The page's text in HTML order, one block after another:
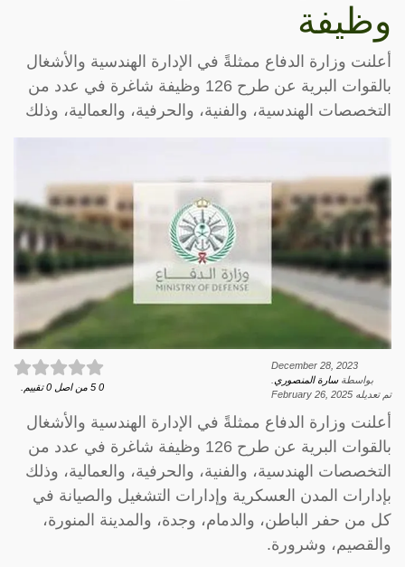
وظيفة
أعلنت وزارة الدفاع ممثلةً في الإدارة الهندسية والأشغال
بالقوات البرية عن طرح 126 وظيفة شاغرة في عدد من
التخصصات الهندسية، والفنية، والحرفية، والعمالية، وذلك
December 28, 2023
بواسطةسارة المنصوري
تم تعديله February 26, 2025
0
5 من اصل 0 تقييم.
أعلنت وزارة الدفاع ممثلةً في الإدارة الهندسية والأشغال
بالقوات البرية عن طرح 126 وظيفة شاغرة في عدد من
التخصصات الهندسية، والفنية، والحرفية، والعمالية، وذلك
بإدارات المدن العسكرية وإدارات التشغيل والصيانة في
كل من حفر الباطن، والدمام، وجدة، والمدينة المنورة،
والقصيم، وشرورة.